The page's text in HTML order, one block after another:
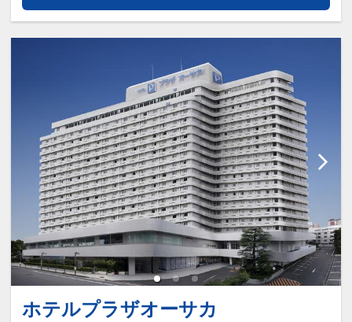
ホテルプラザオーサカ